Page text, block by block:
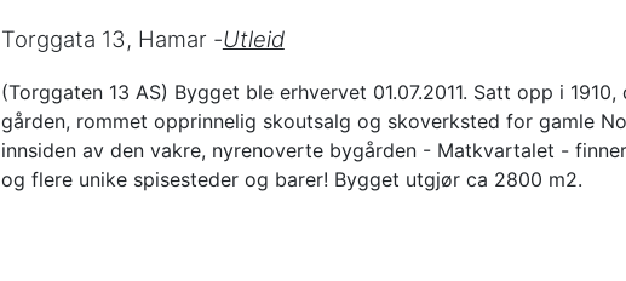
Torggata 13, Hamar -Utleid
(Torggaten 13 AS) Bygget ble erhvervet 01.07.2011. Satt opp i
gården, rommet opprinnelig skoutsalg og skoverksted for gamle
innsiden av den vakre, nyrenoverte bygården - Matkvartalet -
og flere unike spisesteder og barer! Bygget utgjør ca 2800 m2.